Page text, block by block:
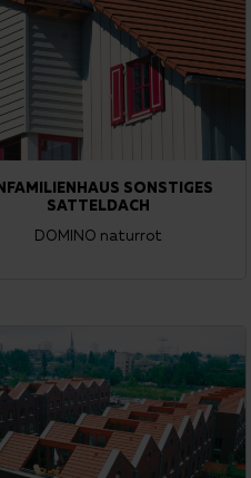
SONSTIGES
SATTELDACH
DOMINO naturrot